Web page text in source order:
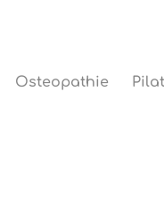
Osteopathie